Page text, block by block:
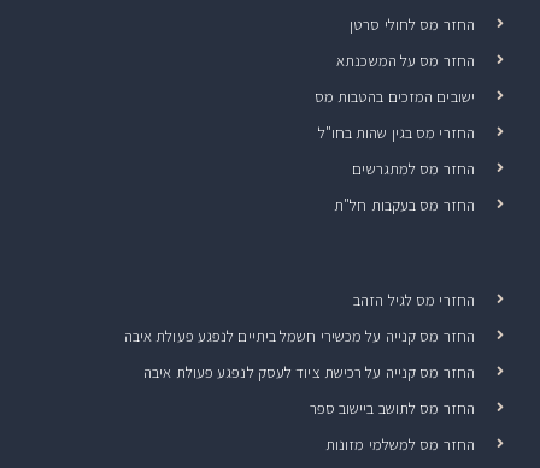
החזר מס לחולי סרטן
החזר מס על המשכנתא
ישובים המזכים בהטבות מס
החזרי מס בגין שהות בחו"ל
החזר מס למתגרשים
החזר מס בעקבות חל"ת
החזרי מס לגיל הזהב
החזר מס קנייה על מכשירי חשמל ביתיים לנפגע פעולת איבה
החזר מס קנייה על רכישת ציוד לעסק לנפגע פעולת איבה
החזר מס לתושב ביישוב ספר
החזר מס למשלמי מזונות